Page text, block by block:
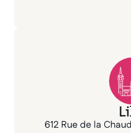
612 Rue de la